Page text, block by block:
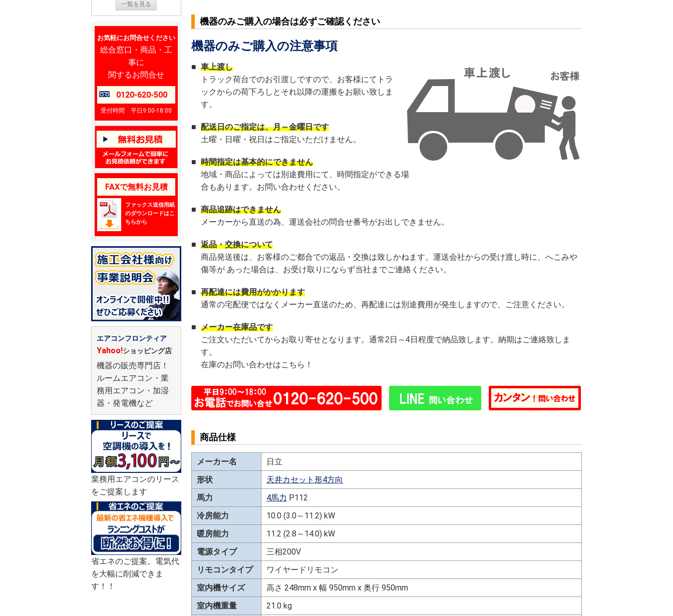
一覧を見る
お気軽にお問合せください
総合窓口・商品・工
事に
関するお問合せ
0120-620-500
受付時間 平日9:00-18:00
FAXで無料お見積
ファックス送信用紙
のダウンロードはこ
ちらから
エアコンフロンティア
Yahoo!ショッピング店
機器の販売専門店！
ルームエアコン・業
務用エアコン・加湿
器・発電機など
業務用エアコンのリース
をご提案します
省エネのご提案。電気代
を大幅に削減できま
す！！
機器のみご購入の場合は必ずご確認ください
機器のみご購入の注意事項
■ 車上渡し
トラック荷台でのお引渡しですので、お客様にてトラ
ックからの荷下ろしとそれ以降の運搬をお願い致しま
す。
■ 配送日のご指定は、月～金曜日です
土曜・日曜・祝日はご指定いただけません。
■ 時間指定は基本的にできません
地域・商品によっては別途費用にて、時間指定ができる場
合もあります。お問い合わせください。
■ 商品追跡はできません
メーカーから直送の為、運送会社の問合せ番号がお出しできません。
■ 返品・交換について
商品発送後は、お客様のご都合での返品・交換は致しかねます。運送会社からの受け渡し時に、へこみや
傷等が あった場合は、お受け取りにならず当社までご連絡ください。
■ 再配達には費用がかかります
通常の宅配便ではなくメーカー直送のため、再配達には別途費用が発生しますので、ご注意ください。
■ メーカー在庫品です
ご注文いただいてからお取り寄せとなります。通常2日～4日程度で納品致します。納期はご連絡致しま
す。
在庫のお問い合わせはこちら！
商品仕様
メーカー名
日立
形状
天井カセット形4方向
馬力
4馬力 P112
冷房能力
10.0 (3.0～11.2) kW
暖房能力
11.2 (2.8～14.0) kW
電源タイプ
三相200V
リモコンタイプ
ワイヤードリモコン
室内機サイズ
高さ 248mm x 幅 950mm x 奥行 950mm
室内機重量
21.0 kg